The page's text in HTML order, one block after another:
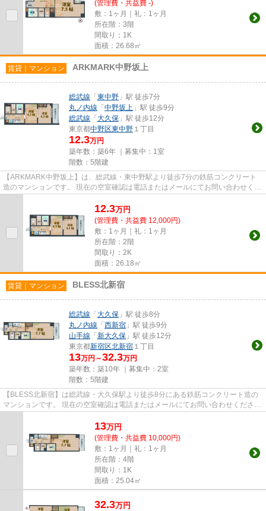
(管理費・共益費 -)
敷：1ヶ月｜礼：1ヶ月
所在階：3階
間取り：1K
面積：26.68㎡
賃貸｜マンション ARKMARK中野坂上
総武線 「 東中野 」駅 徒歩7分
丸ノ内線 「 中野坂上 」駅 徒歩9分
総武線 「 大久保 」駅 徒歩12分
東京都中野区東中野 １丁目
12.3万円
築年数：築6年 ｜募集中： 1室
階数：5階建
【ARKMARK中野坂上】は、総武線・東中野駅より徒歩7分の鉄筋コンクリート
造のマンションです。 現在の空室確認は電話またはメールにてお問い合わせくだ
12.3万円
(管理費・共益費 12,000円)
敷：1ヶ月｜礼：1ヶ月
所在階：2階
間取り：2K
面積：26.18㎡
賃貸｜マンション BLESS北新宿
総武線 「 大久保 」駅 徒歩8分
丸ノ内線 「 西新宿 」駅 徒歩9分
山手線 「 新大久保 」駅 徒歩12分
東京都新宿区北新宿 １丁目
13万円～32.3万円
築年数：築10年 ｜募集中： 2室
階数：5階建
【BLESS北新宿】は総武線・大久保駅より徒歩8分にある鉄筋コンクリート造の
マンションです。 現在の空室確認は電話またはメールにてお問い合わせくださ
13万円
(管理費・共益費 10,000円)
敷：1ヶ月｜礼：1ヶ月
所在階：4階
間取り：1K
面積：25.04㎡
32.3万円